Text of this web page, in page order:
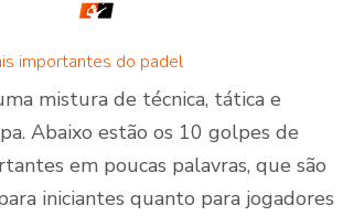
importantes do padel
mistura de técnica, tática e
Abaixo estão os 10 golpes de
em poucas palavras, que são
iniciantes quanto para jogadores